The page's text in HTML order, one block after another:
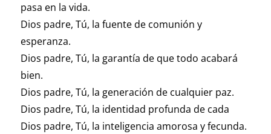
pasa en la vida.
Dios padre, Tú, la fuente de comunión y
esperanza.
Dios padre, Tú, la garantía de que todo acabará
bien.
Dios padre, Tú, la generación de cualquier paz.
Dios padre, Tú, la identidad profunda de cada
Dios padre, Tú, la inteligencia amorosa y fecunda.